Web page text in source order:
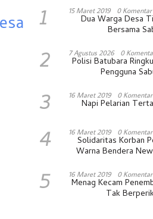
1 15 Maret 2019 0 Komentar
Dua Warga Desa
Bersama
2 7 Agustus 2026 0
Polisi Batubara
Pengguna
3 16 Maret 2019 0 Komentar
Napi Pelarian
4 16 Maret 2019 0 Komentar
Solidaritas Korban
Warna Bendera
5 16 Maret 2019 0 Komentar
Menag Kecam
Tak